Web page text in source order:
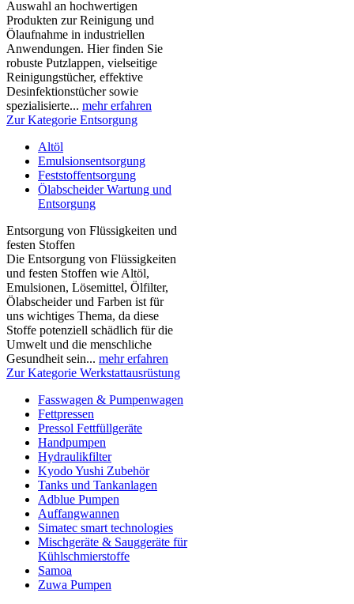
Auswahl an hochwertigen
Produkten zur Reinigung und
Ölaufnahme in industriellen
Anwendungen. Hier finden Sie
robuste Putzlappen, vielseitige
Reinigungstücher, effektive
Desinfektionstücher sowie
spezialisierte... mehr erfahren
Zur Kategorie Entsorgung
Altöl
Emulsionsentsorgung
Feststoffentsorgung
Ölabscheider Wartung und
Entsorgung
Entsorgung von Flüssigkeiten und
festen Stoffen
Die Entsorgung von Flüssigkeiten
und festen Stoffen wie Altöl,
Emulsionen, Lösemittel, Ölfilter,
Ölabscheider und Farben ist für
uns wichtiges Thema, da diese
Stoffe potenziell schädlich für die
Umwelt und die menschliche
Gesundheit sein... mehr erfahren
Zur Kategorie Werkstattausrüstung
Fasswagen & Pumpenwagen
Fettpressen
Pressol Fettfüllgeräte
Handpumpen
Hydraulikfilter
Kyodo Yushi Zubehör
Tanks und Tankanlagen
Adblue Pumpen
Auffangwannen
Simatec smart technologies
Mischgeräte & Sauggeräte für
Kühlschmierstoffe
Samoa
Zuwa Pumpen